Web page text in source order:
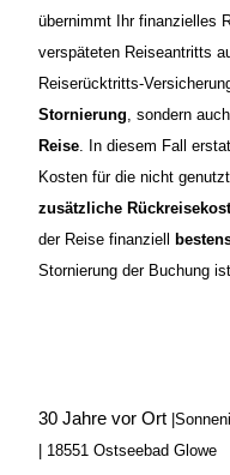
übernimmt Ihr finanzielles
verspäteten Reiseantritts
Reiserücktritts-
Stornierung , sondern
Reise . In diesem Fall
Kosten für die nicht
zusätzliche
der Reise finanziell
Stornierung der Buchung
30 Jahre vor Ort |
| 18551 Ostseebad Glowe